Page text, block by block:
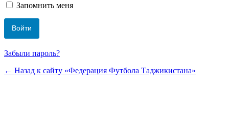
Запомнить меня
Забыли пароль?
← Назад к сайту «Федерация Футбола Таджикистана»